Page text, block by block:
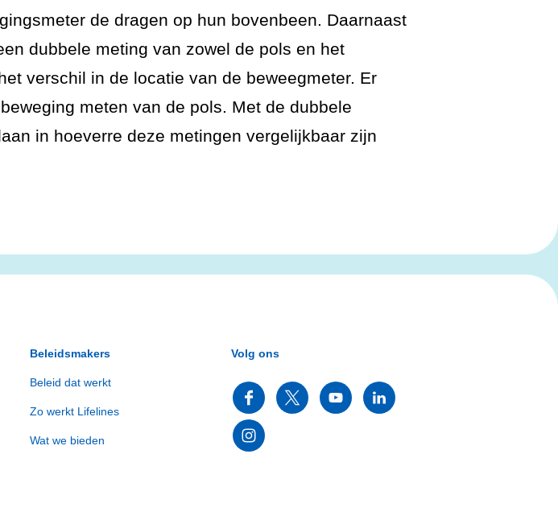
de dragen op hun bovenbeen. Daarnaast
dubbele meting van zowel de pols en het
verschil in de locatie van de beweegmeter. Er
meten van de pols. Met de dubbele
in hoeverre deze metingen vergelijkbaar zijn
Beleidsmakers
Beleid dat werkt
Zo werkt Lifelines
Wat we bieden
Volg ons